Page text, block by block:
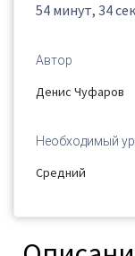
54 минут, 34
Автор
Денис Чуфаров
Необходимый
Средний